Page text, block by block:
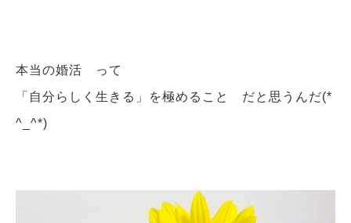
本当の婚活 って
「自分らしく生きる」を極めること だと思うんだ(*
^_^*)